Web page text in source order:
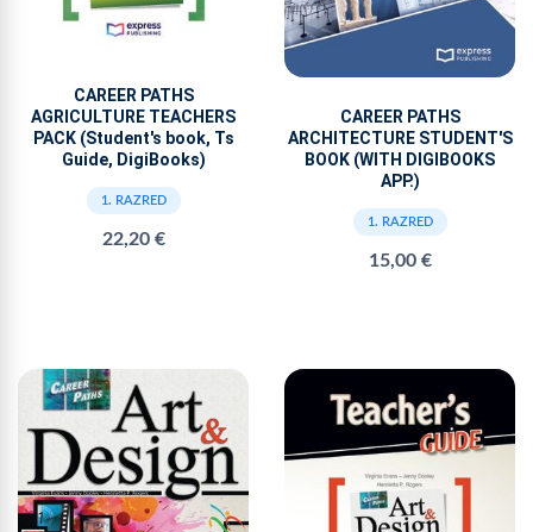
CAREER PATHS
AGRICULTURE TEACHERS
PACK (Student's book, Ts
Guide, DigiBooks)
1. RAZRED
22,20 €
CAREER PATHS
ARCHITECTURE STUDENT'S
BOOK (WITH DIGIBOOKS
APP.)
1. RAZRED
15,00 €